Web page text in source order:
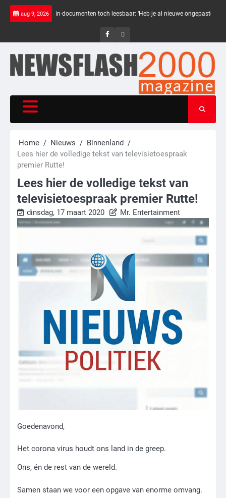
Skip
aug 9, 2026
Epstein-documenten toch leesbaar: ‘Heb je al nieuwe ongepaste vrienden voor
NewsFlashNewsFlash
Home Nieuws
Binnenland
Lees hier de volledige tekst van televisietoespraak
premier Rutte!
Lees hier de volledige tekst van
televisietoespraak premier Rutte!
dinsdag, 17 maart 2020 Mr. Entertainment
Goedenavond,
Het corona virus houdt ons land in de greep.
Ons, én de rest van de wereld.
Samen staan we voor een opgave van enorme omvang.